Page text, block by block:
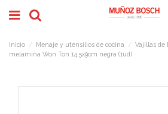
Inicio Menaje y utensilios de cocina Vajillas de
melamina Won Ton 14,5x9cm negra (1ud)